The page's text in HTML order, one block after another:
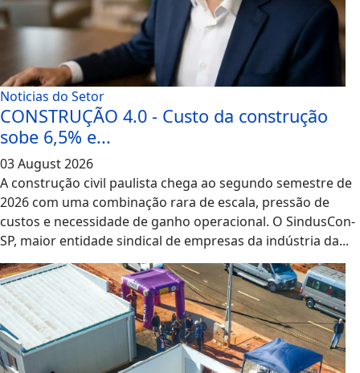
Noticias do Setor
CONSTRUÇÃO 4.0 - Custo da construção
sobe 6,5% e...
03 August 2026
A construção civil paulista chega ao segundo semestre de
2026 com uma combinação rara de escala, pressão de
custos e necessidade de ganho operacional. O SindusCon-
SP, maior entidade sindical de empresas da indústria da...